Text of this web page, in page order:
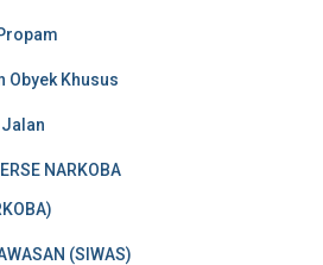
Obyek Khusus
NARKOBA
(SIWAS)